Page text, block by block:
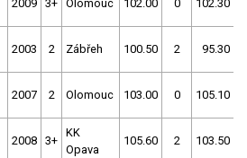
2009 3+ Olomouc 102.00 0 102.30
2003 2 Zábřeh 100.50 2 95.30
2007 2 Olomouc 103.00 0 105.10
2008 3+
KK
Opava
105.60 2 103.50